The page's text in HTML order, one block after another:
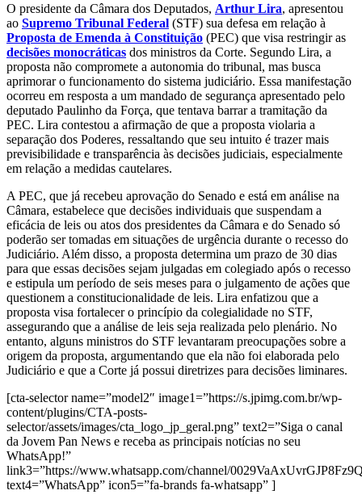
O presidente da Câmara dos Deputados, Arthur Lira, apresentou
ao Supremo Tribunal Federal (STF) sua defesa em relação à
Proposta de Emenda à Constituição (PEC) que visa restringir as
decisões monocráticas dos ministros da Corte. Segundo Lira, a
proposta não compromete a autonomia do tribunal, mas busca
aprimorar o funcionamento do sistema judiciário. Essa manifestação
ocorreu em resposta a um mandado de segurança apresentado pelo
deputado Paulinho da Força, que tentava barrar a tramitação da
PEC. Lira contestou a afirmação de que a proposta violaria a
separação dos Poderes, ressaltando que seu intuito é trazer mais
previsibilidade e transparência às decisões judiciais, especialmente
em relação a medidas cautelares.
A PEC, que já recebeu aprovação do Senado e está em análise na
Câmara, estabelece que decisões individuais que suspendam a
eficácia de leis ou atos dos presidentes da Câmara e do Senado só
poderão ser tomadas em situações de urgência durante o recesso do
Judiciário. Além disso, a proposta determina um prazo de 30 dias
para que essas decisões sejam julgadas em colegiado após o recesso
e estipula um período de seis meses para o julgamento de ações que
questionem a constitucionalidade de leis. Lira enfatizou que a
proposta visa fortalecer o princípio da colegialidade no STF,
assegurando que a análise de leis seja realizada pelo plenário. No
entanto, alguns ministros do STF levantaram preocupações sobre a
origem da proposta, argumentando que ela não foi elaborada pelo
Judiciário e que a Corte já possui diretrizes para decisões liminares.
[cta-selector name=”model2″ image1=”https://s.jpimg.com.br/wp-
content/plugins/CTA-posts-
selector/assets/images/cta_logo_jp_geral.png” text2=”Siga o canal
da Jovem Pan News e receba as principais notícias no seu
WhatsApp!”
link3=”https://www.whatsapp.com/channel/
text4=”WhatsApp” icon5=”fa-brands fa-whatsapp” ]